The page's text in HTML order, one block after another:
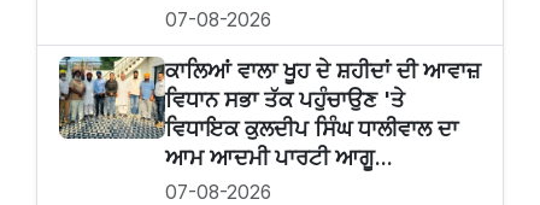
07-08-2026
ਕਾਲਿਆਂ ਵਾਲਾ ਖੂਹ ਦੇ ਸ਼ਹੀਦਾਂ ਦੀ ਆਵਾਜ਼
ਵਿਧਾਨ ਸਭਾ ਤੱਕ ਪਹੁੰਚਾਉਣ 'ਤੇ
ਵਿਧਾਇਕ ਕੁਲਦੀਪ ਸਿੰਘ ਧਾਲੀਵਾਲ ਦਾ
ਆਮ ਆਦਮੀ ਪਾਰਟੀ ਆਗੂ...
07-08-2026